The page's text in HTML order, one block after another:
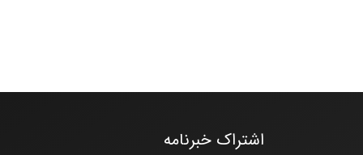
اشتراک خبرنامه